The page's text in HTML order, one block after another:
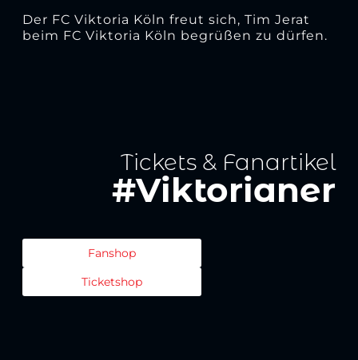
Der FC Viktoria Köln freut sich, Tim Jerat
beim FC Viktoria Köln begrüßen zu dürfen.
Tickets & Fanartikel
#Viktorianer
Fanshop
Ticketshop